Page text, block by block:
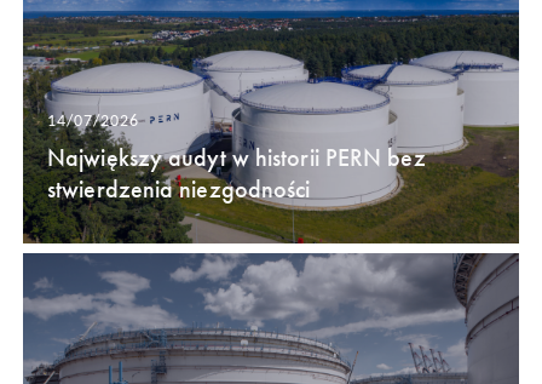
14/07/2026
Największy audyt w historii PERN bez
stwierdzenia niezgodności